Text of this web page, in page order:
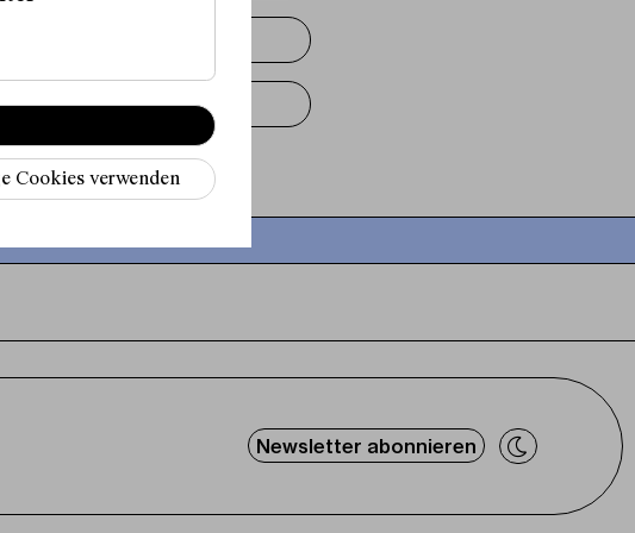
Verlieren“
Newsletter abonnieren
Cookies verwenden